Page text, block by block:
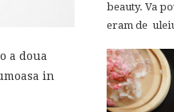
a doua
in
beauty. Va
eram de